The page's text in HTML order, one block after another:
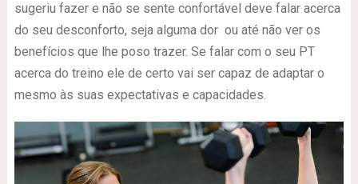
sugeriu fazer e não se sente confortável deve falar acerca
do seu desconforto, seja alguma dor ou até não ver os
benefícios que lhe poso trazer. Se falar com o seu PT
acerca do treino ele de certo vai ser capaz de adaptar o
mesmo às suas expectativas e capacidades.